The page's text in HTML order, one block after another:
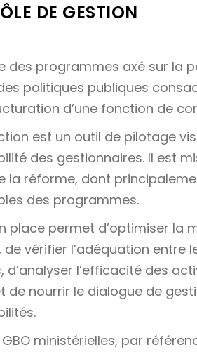
DE GESTION
des programmes axé sur la
politiques publiques
d’une fonction de
est un outil de pilotage
des gestionnaires. Il est
la réforme, dont
des programmes.
place permet d’optimiser
de vérifier l’adéquation entre
d’analyser l’efficacité des
de nourrir le dialogue de
GBO ministérielles, par